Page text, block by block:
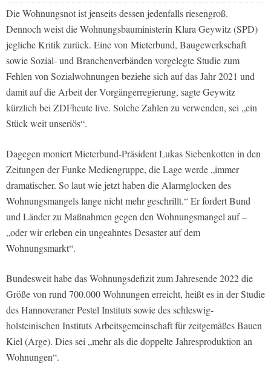
Die Wohnungsnot ist jenseits dessen jedenfalls riesengroß.
Dennoch weist die Wohnungsbauministerin Klara Geywitz (SPD)
jegliche Kritik zurück. Eine von Mieterbund, Baugewerkschaft
sowie Sozial- und Branchenverbänden vorgelegte Studie zum
Fehlen von Sozialwohnungen beziehe sich auf das Jahr 2021 und
damit auf die Arbeit der Vorgängerregierung, sagte Geywitz
kürzlich beiZDFheute live. Solche Zahlen zu verwenden, sei „ein
Stück weit unseriös“.
Dagegen moniert Mieterbund-Präsident Lukas Siebenkotten in den
Zeitungen der Funke Mediengruppe, die Lage werde „immer
dramatischer. So laut wie jetzt haben die Alarmglocken des
Wohnungsmangels lange nicht mehr geschrillt.“ Er fordert Bund
und Länder zu Maßnahmen gegen den Wohnungsmangel auf –
„oder wir erleben ein ungeahntes Desaster auf dem
Wohnungsmarkt“.
Bundesweit habe das Wohnungsdefizit zum Jahresende 2022 die
Größe von rund 700.000 Wohnungen erreicht, heißt es in der Studie
des Hannoveraner Pestel Instituts sowie des schleswig-
holsteinischen Instituts Arbeitsgemeinschaft für zeitgemäßes Bauen
Kiel (Arge). Dies sei „mehr als die doppelte Jahresproduktion an
Wohnungen“.